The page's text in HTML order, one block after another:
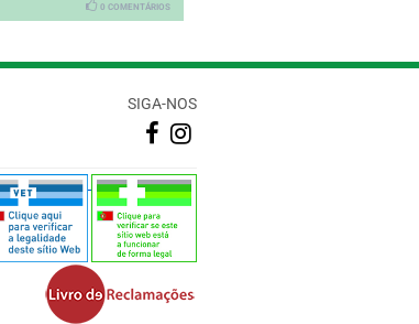
0 COMENTÁRIOS
SIGA-NOS